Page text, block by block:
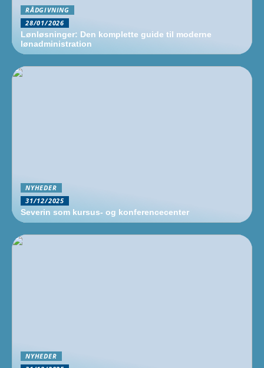
RÅDGIVNING
28/01/2026
Lønløsninger: Den komplette guide til moderne
lønadministration
NYHEDER
31/12/2025
Severin som kursus- og konferencecenter
NYHEDER